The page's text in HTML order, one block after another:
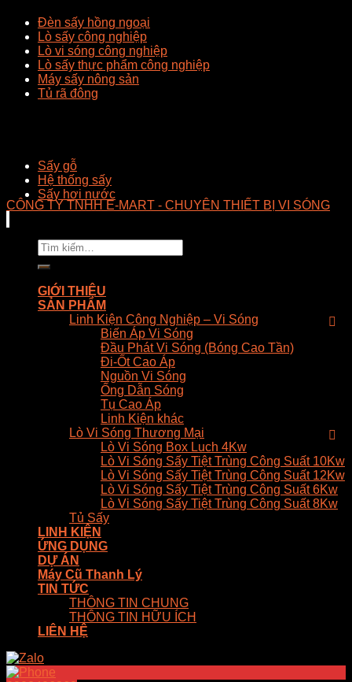
Đèn sấy hồng ngoại
Lò sấy công nghiệp
Lò vi sóng công nghiệp
Lò sấy thực phẩm công nghiệp
Máy sấy nông sản
Tủ rã đông
Sấy gỗ
Hệ thống sấy
Sấy hơi nước
CÔNG TY TNHH E-MART - CHUYÊN THIẾT BỊ VI SÓNG
Tìm
kiếm:
GIỚI THIỆU
SẢN PHẨM
Linh Kiện Công Nghiệp – Vi Sóng
Biến Áp Vi Sóng
Đầu Phát Vi Sóng (Bóng Cao Tần)
Đi-Ốt Cao Áp
Nguồn Vi Sóng
Ống Dẫn Sóng
Tụ Cao Áp
Linh Kiện khác
Lò Vi Sóng Thương Mại
Lò Vi Sóng Box Luch 4Kw
Lò Vi Sóng Sấy Tiệt Trùng Công Suất 10Kw
Lò Vi Sóng Sấy Tiệt Trùng Công Suất 12Kw
Lò Vi Sóng Sấy Tiệt Trùng Công Suất 6Kw
Lò Vi Sóng Sấy Tiệt Trùng Công Suất 8Kw
Tủ Sấy
LINH KIỆN
ỨNG DỤNG
DỰ ÁN
Máy Cũ Thanh Lý
TIN TỨC
THÔNG TIN CHUNG
THÔNG TIN HỮU ÍCH
LIÊN HỆ